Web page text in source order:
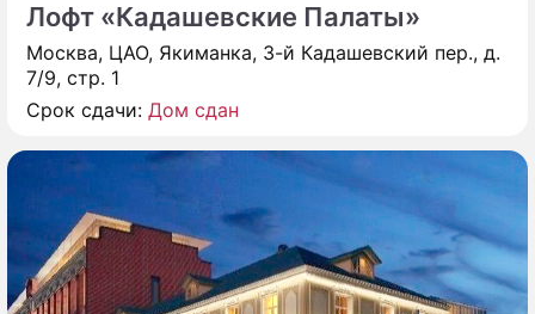
Лофт «Кадашевские Палаты»
Москва, ЦАО, Якиманка, 3-й Кадашевский пер., д.
7/9, стр. 1
Срок сдачи: Дом сдан